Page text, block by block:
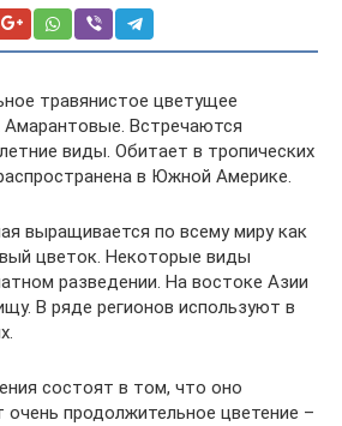
травянистое цветущее
Амарантовые. Встречаются
виды. Обитает в тропических
в Южной Америке.
выращивается по всему миру как
цветок. Некоторые виды
разведении. На востоке Азии
В ряде регионов используют в
состоят в том, что оно
очень продолжительное цветение –